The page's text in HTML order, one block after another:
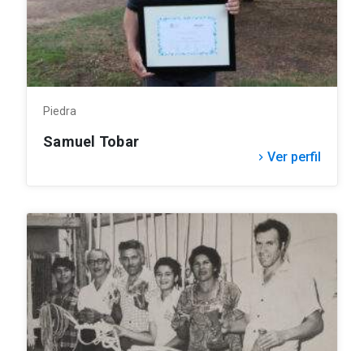
Piedra
Samuel Tobar
keyboard_arrow_right Ver perfil